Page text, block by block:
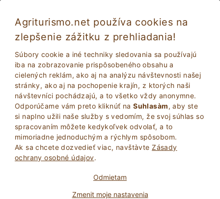
Agriturismo.net používa cookies na
zlepšenie zážitku z prehliadania!
Súbory cookie a iné techniky sledovania sa používajú
iba na zobrazovanie prispôsobeného obsahu a
cielených reklám, ako aj na analýzu návštevnosti našej
stránky, ako aj na pochopenie krajín, z ktorých naši
návštevníci pochádzajú, a to všetko vždy anonymne.
Odporúčame vám preto kliknúť naSuhlasàm, aby ste
si naplno užili naše služby s vedomím, že svoj súhlas so
spracovaním môžete kedykoľvek odvolať, a to
mimoriadne jednoduchým a rýchlym spôsobom.
Ak sa chcete dozvedieť viac, navštà­vteZásady
ochrany osobné údajov.
Odmietam
Zmenit moje nastavenia
Dovolenka v ekologickej farme v Toskánsku
2Dospelí